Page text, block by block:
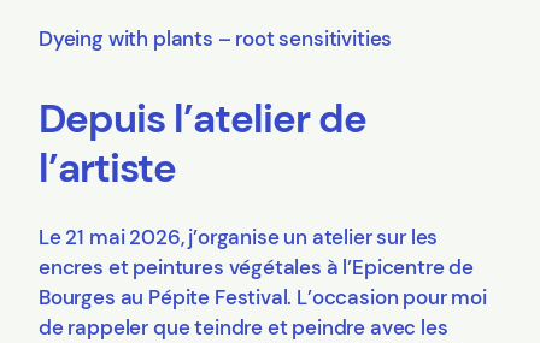
Dyeing with plants – root sensitivities
Depuis l’atelier de
l’artiste
Le 21 mai 2026, j’organise un atelier sur les
encres et peintures végétales à l’Epicentre de
Bourges au Pépite Festival. L’occasion pour moi
de rappeler que teindre et peindre avec les